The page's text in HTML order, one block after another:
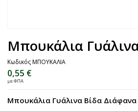
Μπουκάλια
ΚωδικόςΜΠΟΥΚΑΛΙΑ
0,55 €
με ΦΠΑ
Μπουκάλια Γυάλινα Βίδα Διάφανα